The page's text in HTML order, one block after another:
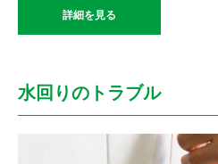
詳細を見る
水回りのトラブル